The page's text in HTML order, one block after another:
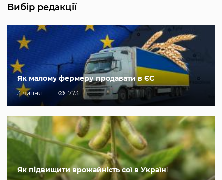
Вибір редакції
Як малому фермеру продавати в ЄС
3 липня 773
Як підвищити врожайність сої в Україні